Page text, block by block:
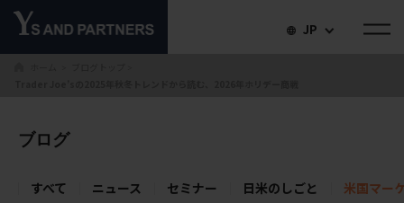
JP
ブログ
すべて ニュース セミナー 日米のしごと 米国マー